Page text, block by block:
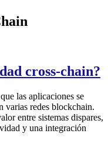
cross-chain?
las aplicaciones se
varias redes blockchain.
entre sistemas dispares,
y una integración